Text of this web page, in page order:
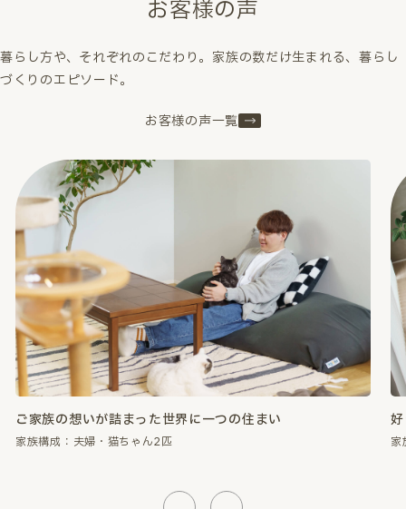
お客様の声
暮らし方や、それぞれのこだわり。家族の数だけ生まれる、暮らし
づくりのエピソード。
お客様の声一覧
好きなものに囲まれて、心が満たされる暮らし。
家族構成：夫婦・猫ちゃん2匹 家